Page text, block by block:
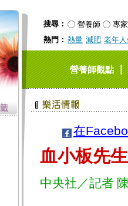
搜尋： 營養師
專家
熱門： 熱量 減肥 老年
營養師觀點｜
在
血小板先
中央社／記者